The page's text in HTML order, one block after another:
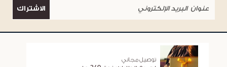
الاشتراك
توصيل مجاني